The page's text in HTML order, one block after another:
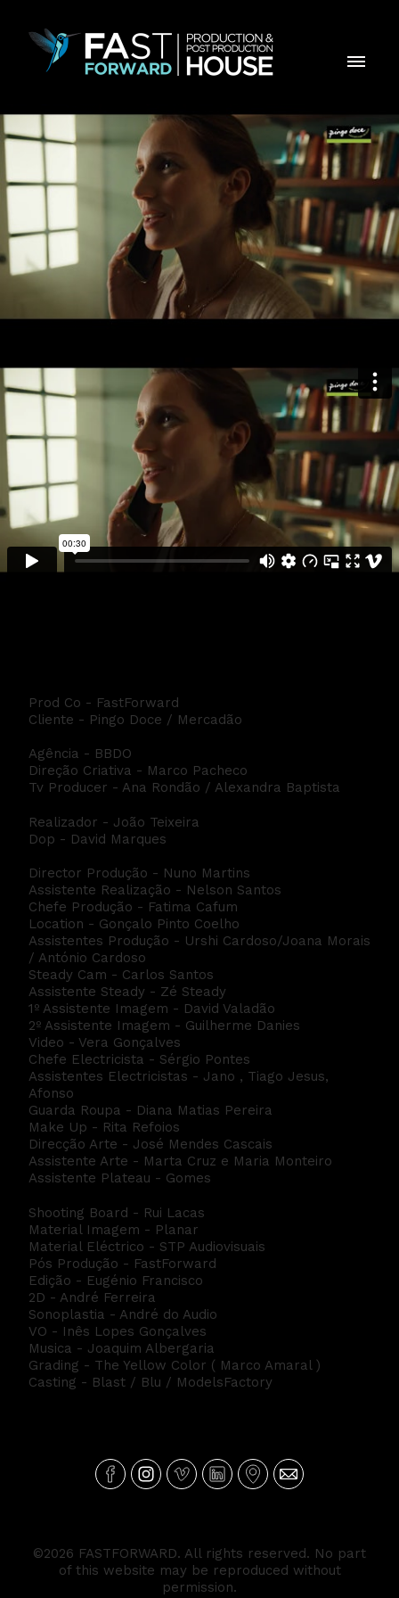
Prod Co - FastForward
Cliente - Pingo Doce / Mercadão
Agência - BBDO
Direção Criativa - Marco Pacheco
Tv Producer - Ana Rondão / Alexandra Baptista
Realizador - João Teixeira
Dop - David Marques
Director Produção - Nuno Martins
Assistente Realização - Nelson Santos
Chefe Produção - Fatima Cafum
Location - Gonçalo Pinto Coelho
Assistentes Produção - Urshi Cardoso/Joana Morais
/ António Cardoso
Steady Cam - Carlos Santos
Assistente Steady - Zé Steady
1º Assistente Imagem - David Valadão
2º Assistente Imagem - Guilherme Danies
Video - Vera Gonçalves
Chefe Electricista - Sérgio Pontes
Assistentes Electricistas - Jano , Tiago Jesus,
Afonso
Guarda Roupa - Diana Matias Pereira
Make Up - Rita Refoios
Direcção Arte - José Mendes Cascais
Assistente Arte - Marta Cruz e Maria Monteiro
Assistente Plateau - Gomes
Shooting Board - Rui Lacas
Material Imagem - Planar
Material Eléctrico - STP Audiovisuais
Pós Produção - FastForward
Edição - Eugénio Francisco
2D - André Ferreira
Sonoplastia - André do Audio
VO - Inês Lopes Gonçalves
Musica - Joaquim Albergaria
Grading - The Yellow Color ( Marco Amaral )
Casting - Blast / Blu / ModelsFactory
©2026 FASTFORWARD. All rights reserved. No part
of this website may be reproduced without
permission.